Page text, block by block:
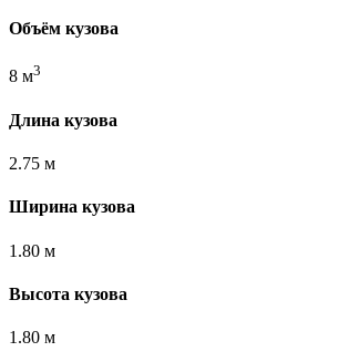
Объём кузова
8 м3
Длина кузова
2.75 м
Ширина кузова
1.80 м
Высота кузова
1.80 м